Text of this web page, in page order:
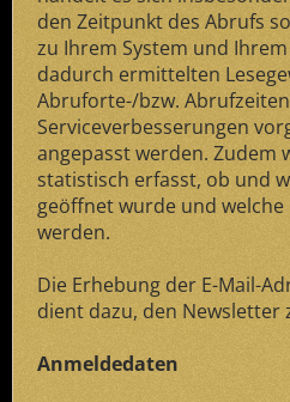
den Zeitpunkt des Abrufs
zu Ihrem System und
dadurch ermittelten
Abruforte-/bzw.
Serviceverbesserungen
angepasst werden. Zudem
statistisch erfasst, ob und
geöffnet wurde und welche
werden.
Die Erhebung der E-Mail-
dient dazu, den Newsletter
Anmeldedaten